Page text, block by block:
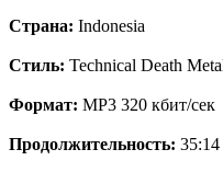
Страна: Indonesia
Стиль: Technical Death
Формат: MP3 320 кбит/сек
Продолжительность: 35:14